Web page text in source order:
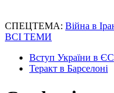
СПЕЦТЕМА: Війна в
ВСІ ТЕМИ
Вступ України в ЄС
Теракт в Барселоні